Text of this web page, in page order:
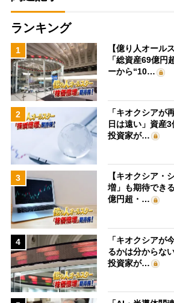
ランキング
1
【億り人オール
「総資産69億円
ーから“10…
2
「キオクシアが
日は遠い」資産
投資家が…
3
【キオクシア・
増」も期待でき
億円超・…
4
「キオクシアが
るかは分からな
投資家が…